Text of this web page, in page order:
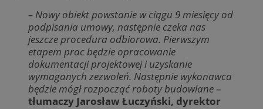
– Nowy obiekt powstanie w ciągu 9 miesięcy od
podpisania umowy, następnie czeka nas
jeszcze procedura odbiorowa. Pierwszym
etapem prac będzie opracowanie
dokumentacji projektowej i uzyskanie
wymaganych zezwoleń. Następnie wykonawca
będzie mógł rozpocząć roboty budowlane–
tłumaczy Jarosław Łuczyński, dyrektor